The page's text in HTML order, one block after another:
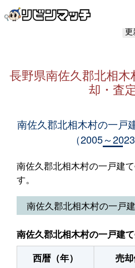
更
長野県南佐久郡北相
却・査
南佐久郡北相木村の一戸
（2005～2023
南佐久郡北相木村の一戸建
す。
南佐久郡北相木村の一戸
南佐久郡北相木村の一戸建
西暦（年）
売却